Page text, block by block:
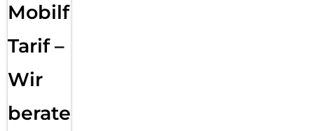
Mobilfunk
Tarif –
Wir
beraten